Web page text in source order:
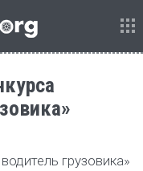
грузовика»